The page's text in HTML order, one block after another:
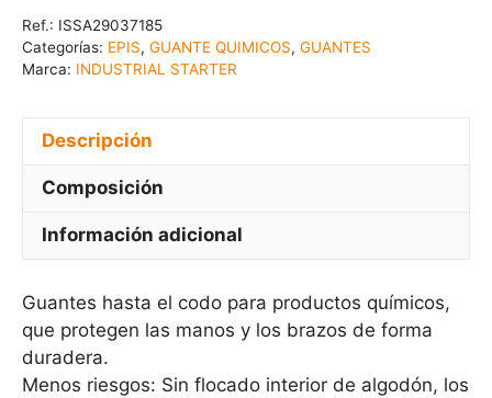
Ref.: ISSA29037185
Categorías: EPIS, GUANTE QUIMICOS, GUANTES
Marca: INDUSTRIAL STARTER
Descripción
Composición
Información adicional
Guantes hasta el codo para productos químicos,
que protegen las manos y los brazos de forma
duradera.
Menos riesgos: Sin flocado interior de algodón, los